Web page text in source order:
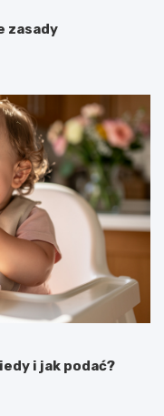
zasady
i jak podać?